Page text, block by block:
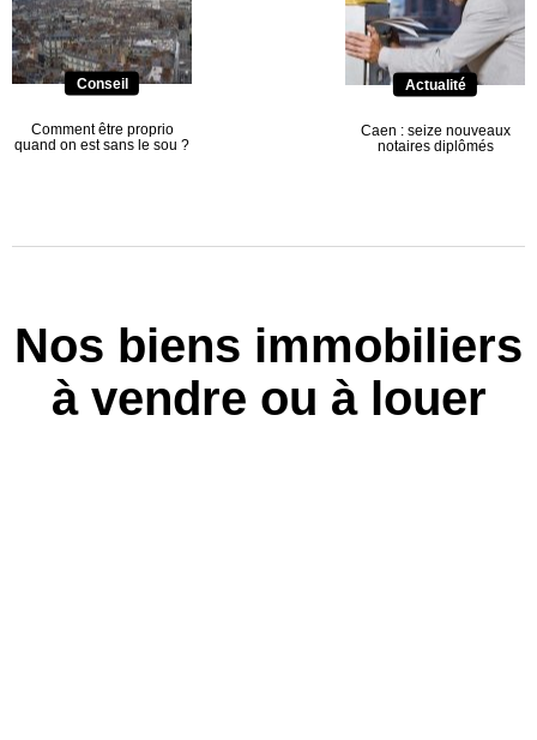
Conseil
Comment être proprio
quand on est sans le sou ?
Actualité
Caen : seize nouveaux
notaires diplômés
Nos biens immobiliers
à vendre ou à louer